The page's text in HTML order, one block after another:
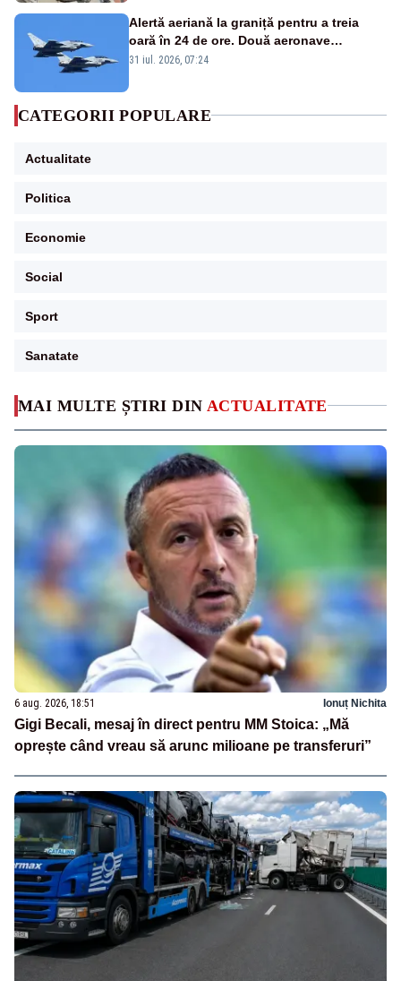
MAI MULTE ȘTIRI DIN ACTUALITATE
6 aug. 2026, 18:51 Ionuț Nichita
Gigi Becali, mesaj în direct pentru MM Stoica: „Mă
oprește când vreau să arunc milioane pe transferuri”
Alertă aeriană la graniță pentru a treia
oară în 24 de ore. Două aeronave
Eurofighter britanice au fost ridicate de la
31 iul. 2026, 07:24
CATEGORII POPULARE
Actualitate
Politica
Economie
Social
Sport
Sanatate